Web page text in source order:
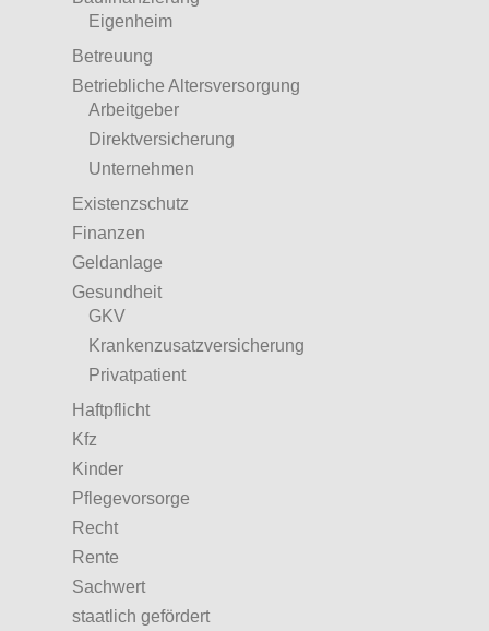
Eigenheim
Betreuung
Betriebliche Altersversorgung
Arbeitgeber
Direktversicherung
Unternehmen
Existenzschutz
Finanzen
Geldanlage
Gesundheit
GKV
Krankenzusatzversicherung
Privatpatient
Haftpflicht
Kfz
Kinder
Pflegevorsorge
Recht
Rente
Sachwert
staatlich gefördert